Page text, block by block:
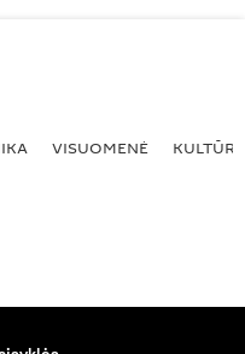
VISUOMENĖ KULTŪRA